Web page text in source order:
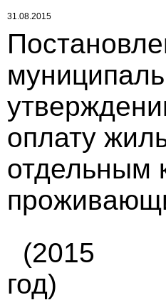
31.08.2015
оплату
отдельным
(2015
год)